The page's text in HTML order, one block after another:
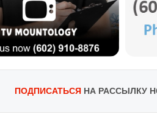
ПОДПИСАТЬСЯНА РАССЫЛКУ